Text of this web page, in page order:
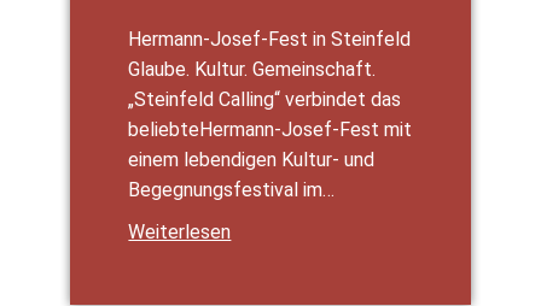
Her­­mann-Josef-Fest in Stein­feld
Glau­be. Kul­tur. Gemein­schaft.
„Stein­feld Cal­ling“ ver­bin­det das
belie­b­­te­Her­­mann-Josef-Fest mit
einem leben­di­gen Kul­­tur- und
Begeg­nungs­fes­ti­val im…
Wei­ter­le­sen